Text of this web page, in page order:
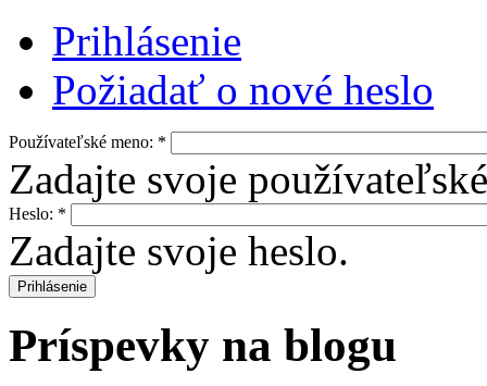
Prihlásenie
Požiadať o nové heslo
Používateľské meno: *
Zadajte svoje
Heslo: *
Zadajte svoje heslo.
Príspevky na blogu